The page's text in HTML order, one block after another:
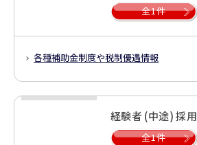
全1件
各種補助金制度や税制優遇情報
経験者 (中途) 採用
全1件